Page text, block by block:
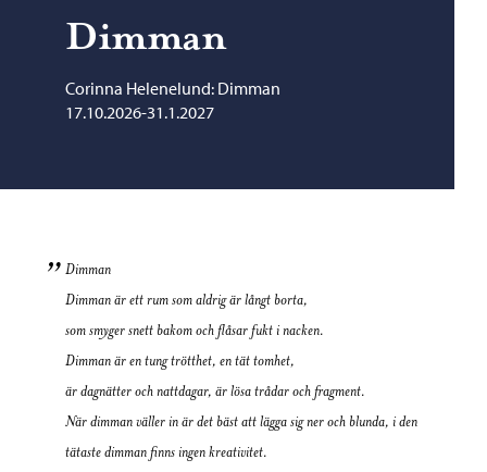
Dimman
Corinna Helenelund: Dimman
17.10.2026-31.1.2027
Dimman
Dimmanär ett rum som aldrig är långt borta,
som smyger snett bakom och flåsar fukt i nacken.
Dimmanär en tung trötthet, en tät tomhet,
är dagnätter och nattdagar, är lösa trådar och fragment.
När dimman väller in är det bäst att lägga sig ner och blunda, i den
tätaste dimman finns ingen kreativitet.